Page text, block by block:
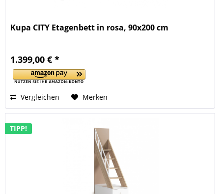
Kupa CITY Etagenbett in rosa, 90x200 cm
1.399,00 € *
Vergleichen Merken
TIPP!